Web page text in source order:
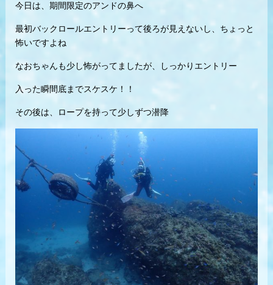
今日は、期間限定のアンドの鼻へ
最初バックロールエントリーって後ろが見えないし、ちょっと
怖いですよね
なおちゃんも少し怖がってましたが、しっかりエントリー
入った瞬間底までスケスケ！！
その後は、ロープを持って少しずつ潜降